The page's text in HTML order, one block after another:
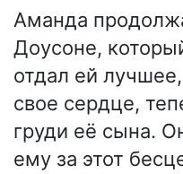
Аманда
Доусоне,
отдал ей
свое сердце,
груди её сына.
ему за этот